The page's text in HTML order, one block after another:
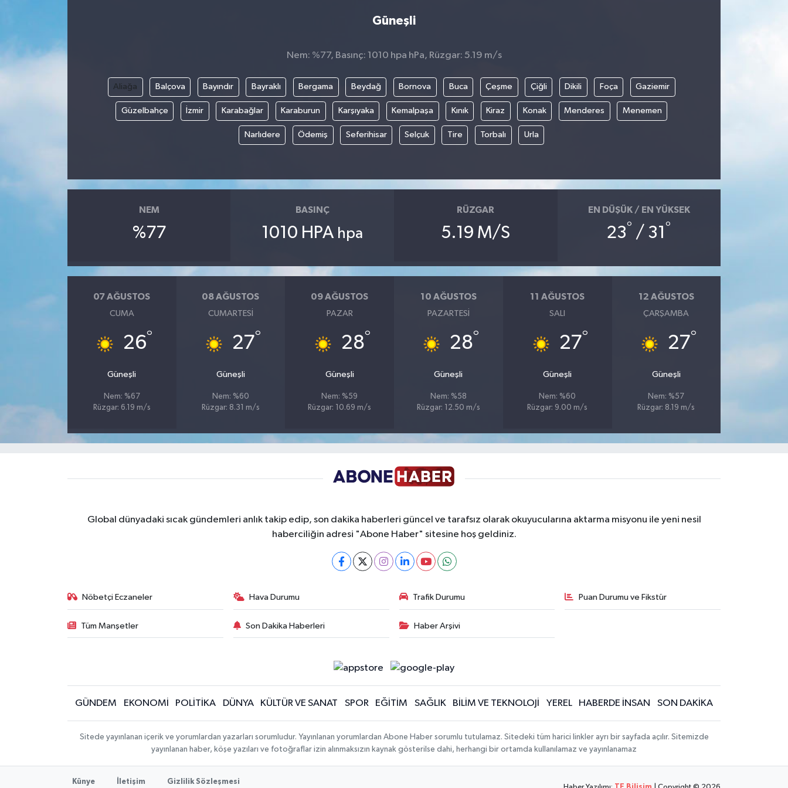
Güneşli
Nem: %77, Basınç: 1010 hpa hPa, Rüzgar: 5.19 m/s
Aliağa Balçova Bayındır Bayraklı Bergama Beydağ Bornova Buca Çeşme Çiğli Dikili Foça Gaziemir
Güzelbahçe İzmir Karabağlar Karaburun Karşıyaka Kemalpaşa Kınık Kiraz Konak Menderes Menemen
Narlıdere Ödemiş Seferihisar Selçuk Tire Torbalı Urla
NEM
%77
BASINÇ
1010 HPA hpa
RÜZGAR
5.19 M/S
EN DÜŞÜK / EN YÜKSEK
23° / 31 °
07 AĞUSTOS
CUMA
26°
Güneşli
Nem: %67
Rüzgar: 6.19 m/s
08 AĞUSTOS
CUMARTESI
27°
Güneşli
Nem: %60
Rüzgar: 8.31 m/s
09 AĞUSTOS
PAZAR
28°
Güneşli
Nem: %59
Rüzgar: 10.69 m/s
10 AĞUSTOS
PAZARTESI
28°
Güneşli
Nem: %58
Rüzgar: 12.50 m/s
11 AĞUSTOS
SALI
27°
Güneşli
Nem: %60
Rüzgar: 9.00 m/s
12 AĞUSTOS
ÇARŞAMBA
27°
Güneşli
Nem: %57
Rüzgar: 8.19 m/s
Global dünyadaki sıcak gündemleri anlık takip edip, son dakika haberleri güncel ve tarafsız olarak okuyucularına aktarma misyonu ile yeni nesil
haberciliğin adresi "Abone Haber" sitesine hoş geldiniz.
Nöbetçi Eczaneler Hava Durumu Trafik Durumu Puan Durumu ve Fikstür
Tüm Manşetler Son Dakika Haberleri Haber Arşivi
GÜNDEM EKONOMİ POLİTİKA DÜNYA KÜLTÜR VE SANAT SPOR EĞİTİM SAĞLIK BİLİM VE TEKNOLOJİ YEREL HABERDE İNSAN SON DAKİKA
Sitede yayınlanan içerik ve yorumlardan yazarları sorumludur. Yayınlanan yorumlardan Abone Haber sorumlu tutulamaz. Sitedeki tüm harici linkler ayrı bir sayfada açılır. Sitemizde
yayınlanan haber, köşe yazıları ve fotoğraflar izin alınmaksızın kaynak gösterilse dahi, herhangi bir ortamda kullanılamaz ve yayınlanamaz
Künye İletişim Gizlilik Sözleşmesi
Genel
AboneHaber Özel